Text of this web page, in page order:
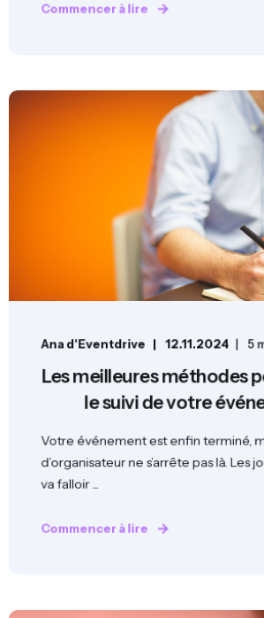
Commencer à lire
Ana d'Eventdrive 12.11.2024 5
Les meilleures méthodes
le suivi de votre
Votre événement est enfin terminé,
d’organisateur ne s’arrête pas là. Les
va falloir ...
Commencer à lire